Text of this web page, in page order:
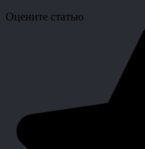
Оцените статью